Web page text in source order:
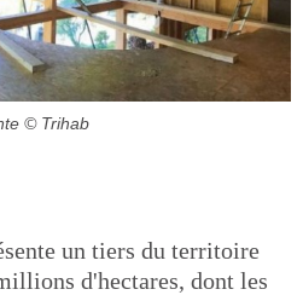
© Trihab
un tiers du territoire
d'hectares, dont les